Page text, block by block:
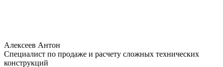
с
условиями
политики
Алексеев Антон
Специалист по продаже и расчету сложных технических
конструкций